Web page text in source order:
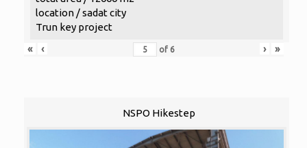
location / sadat city
Trun key project
«
‹ of 6 › »
NSPO Hikestep